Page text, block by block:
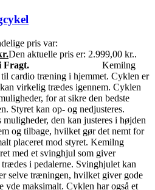
pris var:
Den aktuelle pris er: 2.999,00 kr..
- Fri Fragt.
Kemilng
cardio træning i hjemmet. Cyklen er
virkelig trædes igennem. Cyklen
for at sikre den bedste
Styret kan op- og nedjusteres.
muligheder, den kan justeres i højden
og tilbage, hvilket gør det nemt for
placeret mod styret. Kemilng
med et svinghjul som giver
i pedalerne. Svinghjulet kan
selve træningen, hvilket giver gode
yde maksimalt. Cyklen har også et